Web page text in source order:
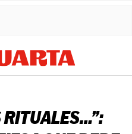
RITUALES…”: